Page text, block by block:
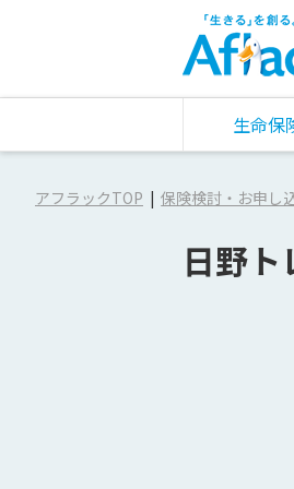
生命保
アフラックTOP 保険検討・お申し
日野